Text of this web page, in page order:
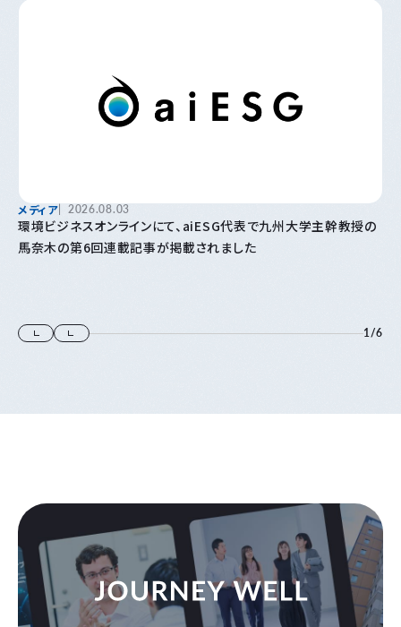
メディア 2026.08.03
環境ビジネスオンラインにて、aiESG代表で九州大学主幹教授の
馬奈木の第6回連載記事が掲載されました
1/6